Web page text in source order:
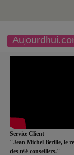
Service Client
"Jean-Michel Berille, le
des télé-conseillers."